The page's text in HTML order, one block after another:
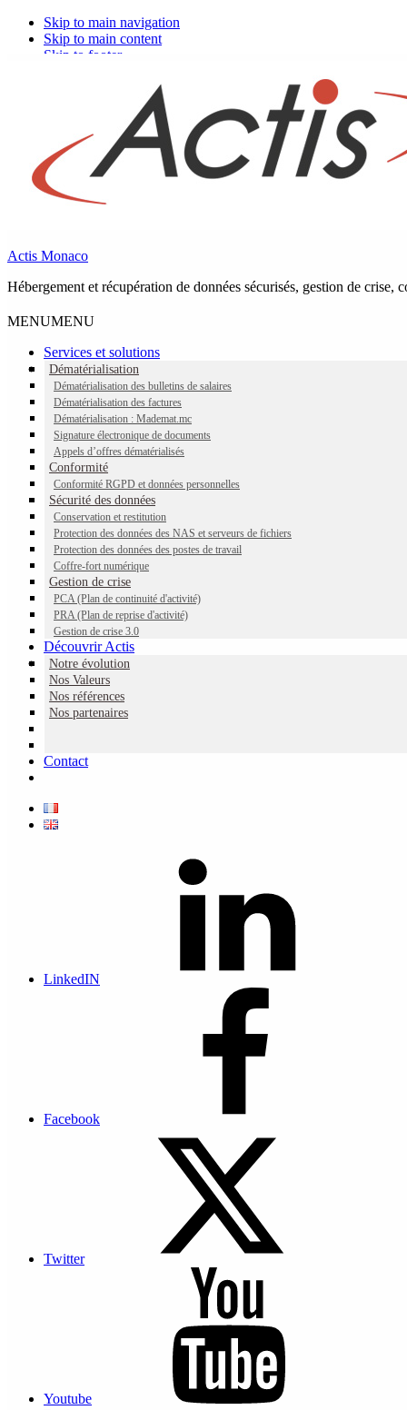
Skip to main navigation
Skip to main content
Skip to footer
Actis Monaco
Hébergement et récupération de données sécurisés, gestion de
MENUMENU
Services et solutions
Dématérialisation
Dématérialisation des bulletins de salaires
Dématérialisation des factures
Dématérialisation : Mademat.mc
Signature électronique de documents
Appels d’offres dématérialisés
Conformité
Conformité RGPD et données personnelles
Sécurité des données
Conservation et restitution
Protection des données des NAS et serveurs de fichiers
Protection des données des postes de travail
Coffre-fort numérique
Gestion de crise
PCA (Plan de continuité d'activité)
PRA (Plan de reprise d'activité)
Gestion de crise 3.0
Découvrir Actis
Notre évolution
Nos Valeurs
Nos références
Nos partenaires
Contact
LinkedIN
Facebook
Twitter
Youtube
Auteur/autrice :Actis
La GED au service des
Ressources Humaines
productivité des tâches récurrentes des métiers
Entrée et sortie des salariés
Suivi des actions de conformité
Gestion des absences et arrêts maladie
Suivi des dossiers salariés
Récupération de documents à fournir par les
salariés